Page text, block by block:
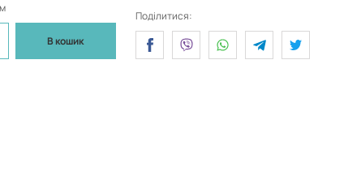
В кошик
Поділитися: